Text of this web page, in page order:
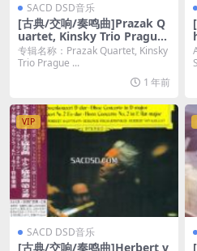
SACD DSD音乐
[古典/交响/奏鸣曲]Prazak Q
uartet, Kinsky Trio Prague
– Debussy: Chamber music
(2014) [SACD]
专辑名称：Prazak Quartet, Kinsky
Trio Prague ...
1 年前
VIP
SACD DSD音乐
[古典/交响/奏鸣曲]Herbert v